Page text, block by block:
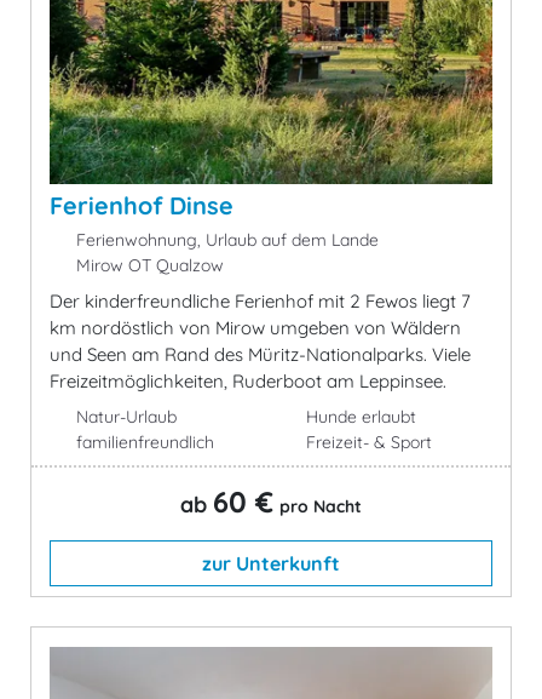
Ferienhof Dinse
Ferienwohnung, Urlaub auf dem Lande
Mirow OT Qualzow
Der kinderfreundliche Ferienhof mit 2 Fewos liegt 7
km nordöstlich von Mirow umgeben von Wäldern
und Seen am Rand des Müritz-Nationalparks. Viele
Freizeitmöglichkeiten, Ruderboot am Leppinsee.
Natur-Urlaub
familienfreundlich
Hunde erlaubt
Freizeit- & Sport
ab 60 € pro Nacht
zur Unterkunft